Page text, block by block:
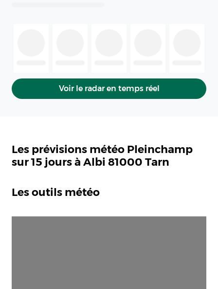
Voir le radar en temps réel
Les prévisions météo Pleinchamp
sur 15 jours à Albi 81000 Tarn
Les outils météo